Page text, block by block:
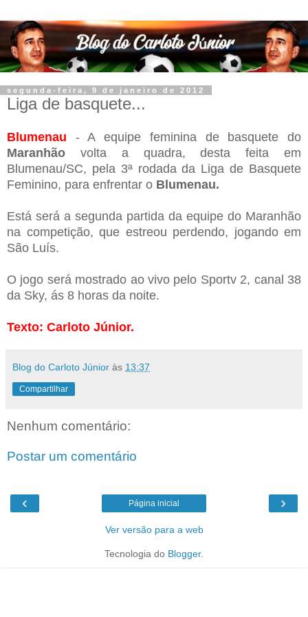
segunda-feira, 9 de janeiro de 2012
Liga de basquete...
Blumenau - A equipe feminina de basquete do
Maranhão volta a quadra, desta feita em
Blumenau/SC, pela 3ª rodada da Liga de Basquete
Feminino, para enfrentar o Blumenau.
Está será a segunda partida da equipe do Maranhão
na competição, que estreou perdendo, jogando em
São Luís.
O jogo será mostrado ao vivo pelo Sportv 2, canal 38
da Sky, ás 8 horas da noite.
Texto: Carloto Júnior.
Blog do Carloto Júnior às 13:37
Compartilhar
Nenhum comentário:
Postar um comentário
‹ ›
Página inicial
Ver versão para a web
Tecnologia do Blogger.